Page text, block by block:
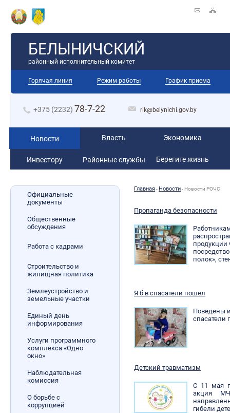
БЕЛЫНИЧСКИЙ
районный исполнительный комитет
Горячая линия Режим работы График приема
+375 (2232) 78-7-22 rik@belynichi.gov.by
Новости Власть Экономика
Инвестору Районные службы Берегите жизнь
Официальные
документы
Общественные
обсуждения
Работа с кадрами
Строительство и
жилищная политика
Землеустройство и
земельные участки
Единый день
информирования
Услуги программного
комплекса «Одно
окно»
Наблюдательная
комиссия
О борьбе с
коррупцией
Главная- Новости- ­­Новости РОЧС
Пропаганда безопасности
продукции
полок»,
Я б в спасатели пошел
Поведены
спасатели
Детский травматизм
­С 11 мая
акция
гибели